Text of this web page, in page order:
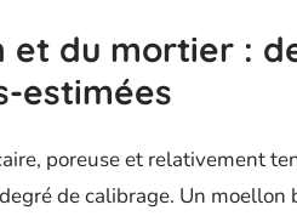
et du mortier :
estimées
poreuse et relativement
de calibrage. Un